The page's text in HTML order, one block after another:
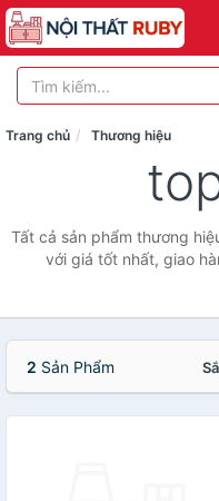
Trang chủ Thương hiệu
Tất cả sản phẩm thương
với giá tốt nhất, giao
2 Sản Phẩm